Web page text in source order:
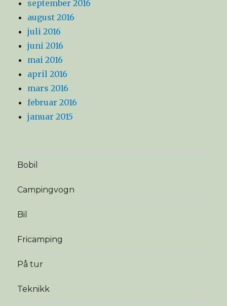
september 2016
august 2016
juli 2016
juni 2016
mai 2016
april 2016
mars 2016
februar 2016
januar 2015
Bobil
Campingvogn
Bil
Fricamping
På tur
Teknikk